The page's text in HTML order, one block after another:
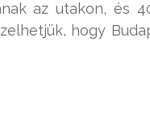
az utakon, és
hogy